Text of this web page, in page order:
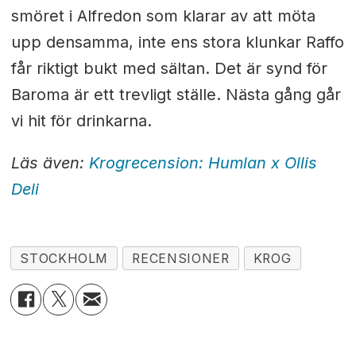
smöret i Alfredon som klarar av att möta
upp densamma, inte ens stora klunkar Raffo
får riktigt bukt med sältan. Det är synd för
Baroma är ett trevligt ställe. Nästa gång går
vi hit för drinkarna.
Läs även: Krogrecension: Humlan x Ollis
Deli
STOCKHOLM RECENSIONER KROG